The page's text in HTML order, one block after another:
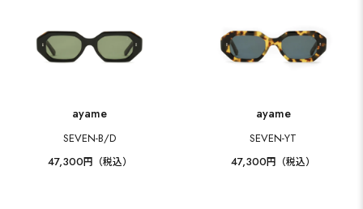
ayame
SEVEN-B/D
47,300円（税込）
ayame
SEVEN-YT
47,300円（税込）